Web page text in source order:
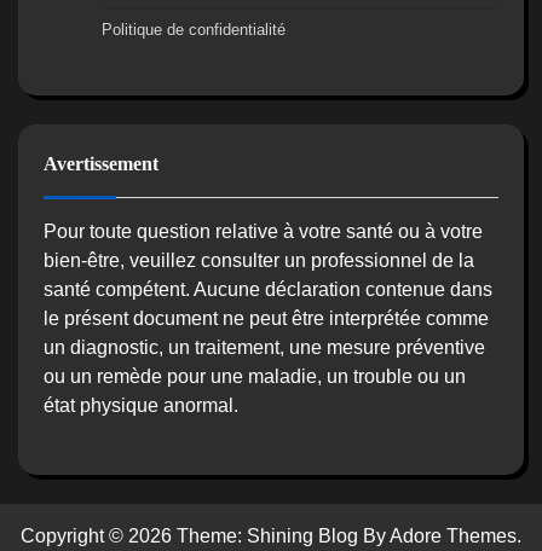
Politique de confidentialité
Avertissement
Pour toute question relative à votre santé ou à votre
bien-être, veuillez consulter un professionnel de la
santé compétent. Aucune déclaration contenue dans
le présent document ne peut être interprétée comme
un diagnostic, un traitement, une mesure préventive
ou un remède pour une maladie, un trouble ou un
état physique anormal.
Copyright © 2026 Theme: Shining Blog By Adore Themes.